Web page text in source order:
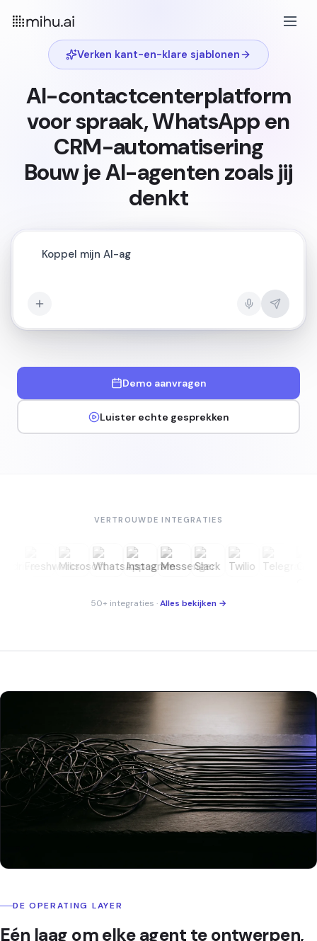
Verken kant-en-klare sjablonen
AI-contactcenterplatform
voor spraak, WhatsApp en
CRM-automatisering
Bouw je AI-agenten zoals jij
denkt
Koppel mijn AI-agent aan WhatsApp en handel
Demo aanvragen
Luister echte gesprekken
VERTROUWDE INTEGRATIES
50+ integraties ·Alles bekijken →
DE OPERATING LAYER
Eén laag om elke agent te ontwerpen,